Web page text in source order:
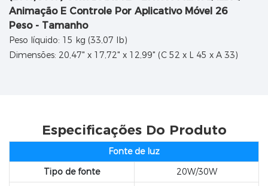
Peso - Tamanho
Peso líquido: 15 kg (33,07 lb)
Dimensões: 20,47" x 17,72" x 12,99" (C 52 x L 45 x A 33)
Especificações Do Produto
Fonte de luz
Tipo de fonte
20W/30W